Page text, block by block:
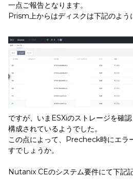
一点ご報告となります。
Prism上からはディスクは下記のよう
ですが、いまESXiのストレージを確
構成されているようでした。
この点によって、Precheck時にエラ
すでしょうか。
Nutanix CEのシステム要件にて下記